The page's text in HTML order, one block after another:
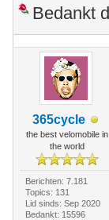
Bedankt
365cycle
the best velomobile in
the world
Berichten: 7.181
Topics: 131
Lid sinds: Sep 2020
Bedankt: 15596